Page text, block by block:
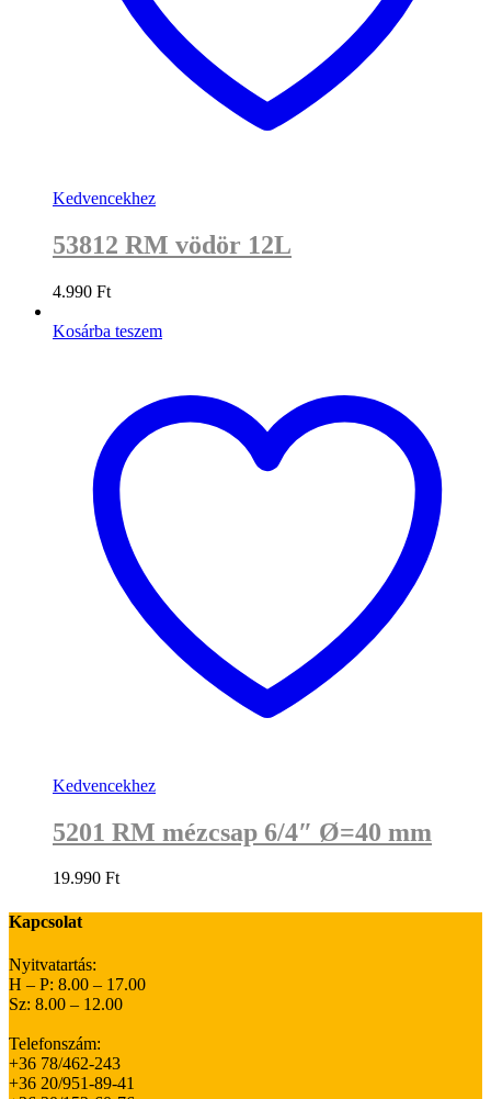
Kedvencekhez
53812 RM vödör 12L
4.990 Ft
Kosárba teszem
Kedvencekhez
5201 RM mézcsap 6/4″ Ø=40 mm
19.990 Ft
Kapcsolat
Nyitvatartás:
H – P: 8.00 – 17.00
Sz: 8.00 – 12.00
Telefonszám:
+36 78/462-243
+36 20/951-89-41